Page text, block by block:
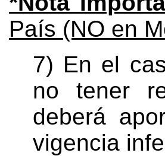
País (NO en
7) En el
no tener
deberá
vigencia